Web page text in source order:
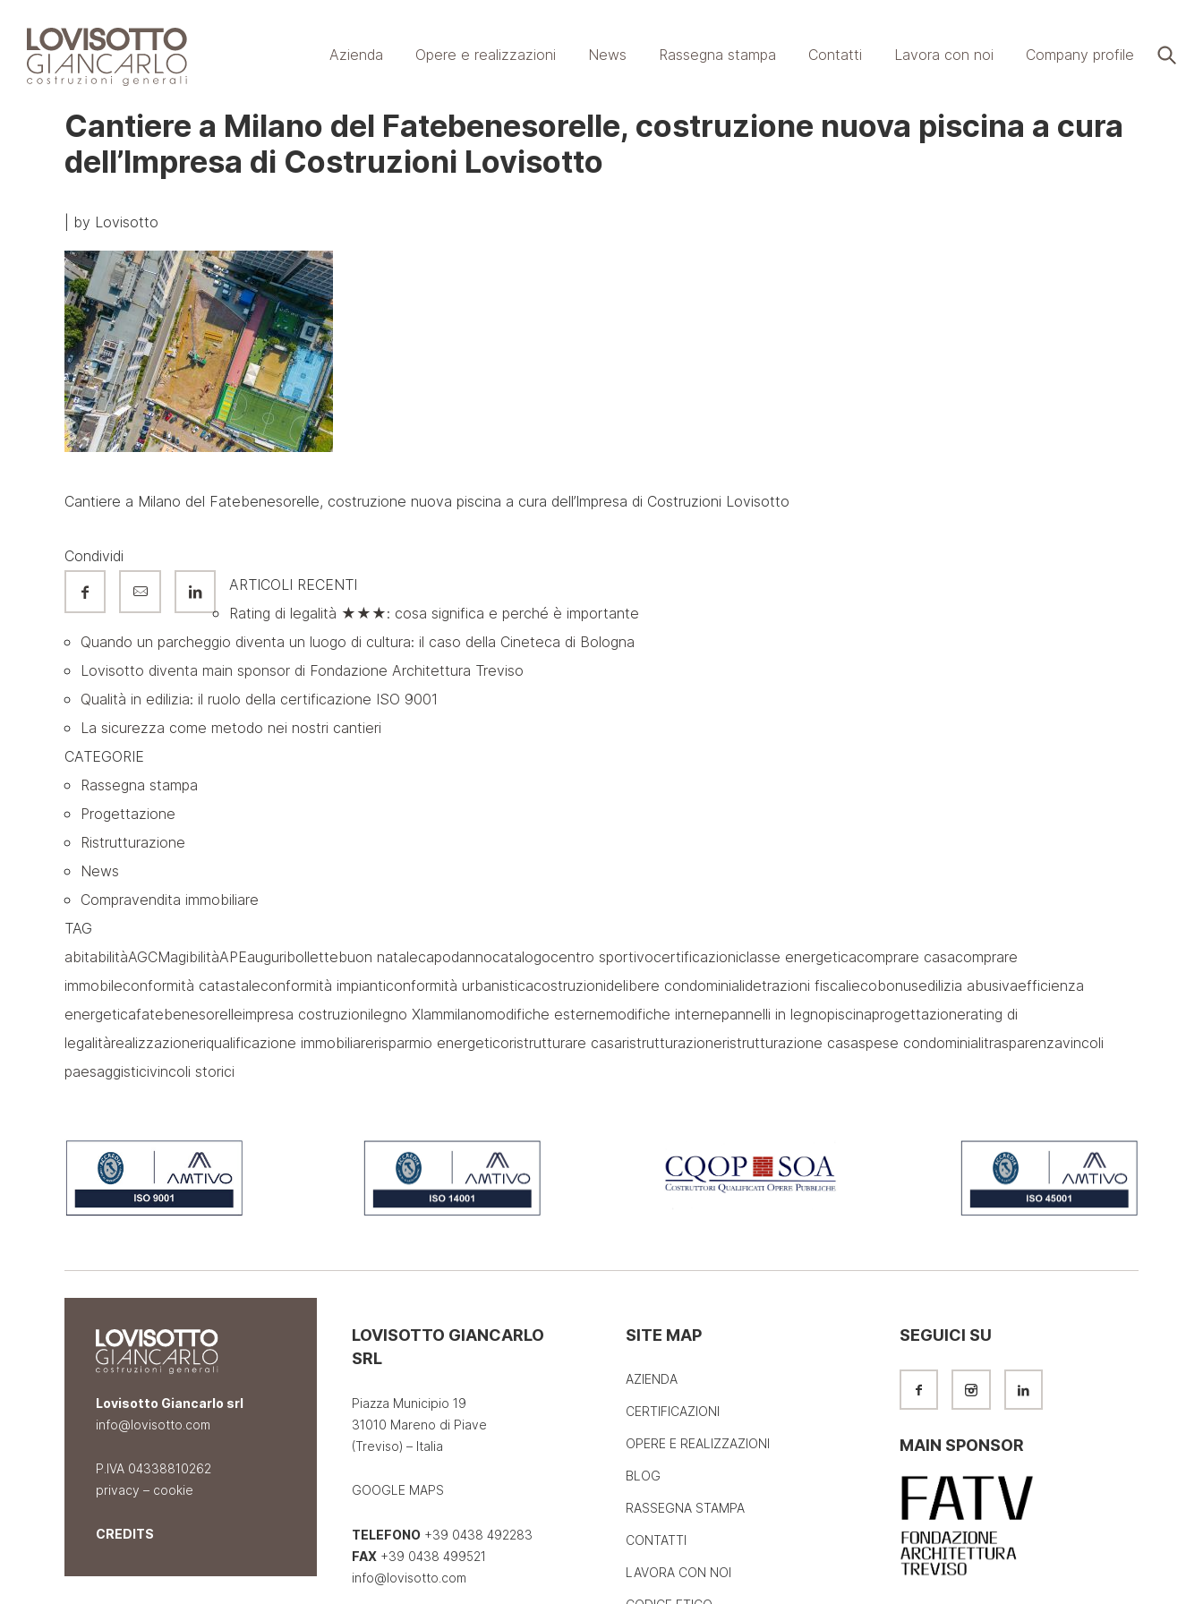
content
Azienda Opere e realizzazioni News Rassegna stampa Contatti Lavora con noi Company profile
Cantiere a Milano del Fatebenesorelle, costruzione nuova piscina a cura
dell’Impresa di Costruzioni Lovisotto
by Lovisotto
Cantiere a Milano del Fatebenesorelle, costruzione nuova piscina a cura dell’Impresa di Costruzioni Lovisotto
Condividi
ARTICOLI RECENTI
Rating di legalità ★★★: cosa significa e perché è importante
Quando un parcheggio diventa un luogo di cultura: il caso della Cineteca di Bologna
Lovisotto diventa main sponsor di Fondazione Architettura Treviso
Qualità in edilizia: il ruolo della certificazione ISO 9001
La sicurezza come metodo nei nostri cantieri
CATEGORIE
Rassegna stampa
Progettazione
Ristrutturazione
News
Compravendita immobiliare
TAG
abitabilitàAGCMagibilitàAPEauguribollettebuon natalecapodannocatalogocentro sportivocertificazioniclasse energeticacomprare casacomprare
immobileconformità catastaleconformità impianticonformità urbanisticacostruzionidelibere condominialidetrazioni fiscaliecobonusedilizia abusivaefficienza
energeticafatebenesorelleimpresa costruzionilegno Xlammilanomodifiche esternemodifiche internepannelli in legnopiscinaprogettazionerating di
legalitàrealizzazioneriqualificazione immobiliarerisparmio energeticoristrutturare casaristrutturazioneristrutturazione casaspese condominialitrasparenzavincoli
paesaggisticivincoli storici
Lovisotto Giancarlo srl
info@lovisotto.com
P.IVA 04338810262
privacy – cookie
CREDITS
LOVISOTTO GIANCARLO
SRL
Piazza Municipio 19
31010 Mareno di Piave
(Treviso) – Italia
GOOGLE MAPS
TELEFONO+39 0438 492283
FAX+39 0438 499521
info@lovisotto.com
SITE MAP
AZIENDA
CERTIFICAZIONI
OPERE E REALIZZAZIONI
BLOG
RASSEGNA STAMPA
CONTATTI
LAVORA CON NOI
SEGUICI SU
MAIN SPONSOR